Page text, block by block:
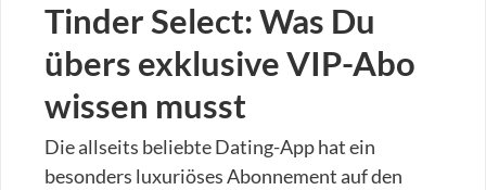
Tinder Select: Was Du
übers exklusive VIP-Abo
wissen musst
Die allseits beliebte Dating-App hat ein
besonders luxuriöses Abonnement auf den